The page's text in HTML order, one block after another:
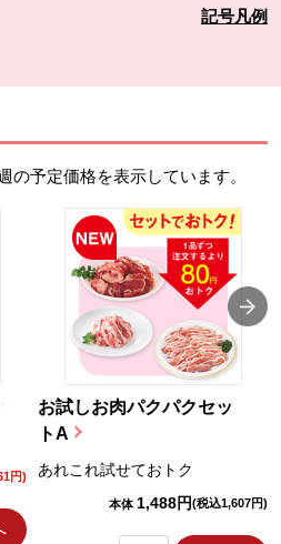
記号凡例
予定価格を表示しています。
円)
お試しお肉パクパクセッ
トA
あれこれ試せておトク
本体 1,488円(税込1,607円)